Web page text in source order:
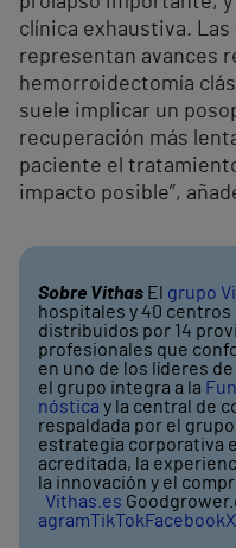
clínica exhaustiva.
representan avances
hemorroidectomía
suele implicar un
recuperación más
paciente el
impacto posible”,
Sobre Vithas El grupo
hospitales y 40
distribuidos por 14
profesionales que
en uno de los líderes
el grupo integra a la
nóstica y la central de
respaldada por el grupo
estrategia corporativa
acreditada, la
la innovación y el
Vithas.es
agramTikTokFacebookX